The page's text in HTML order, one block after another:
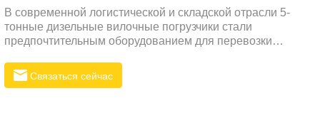
В современной логистической и складской отрасли 5-
тонные дизельные вилочные погрузчики стали
предпочтительным оборудованием для перевозки
производительности и эффективным эксплуатационным
возможностям.
Связаться сейчас